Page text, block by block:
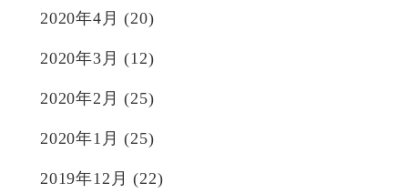
2020年4月 (20)
2020年3月 (12)
2020年2月 (25)
2020年1月 (25)
2019年12月 (22)